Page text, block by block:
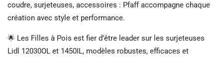
coudre, surjeteuses, accessoires : Pfaff accompagne chaque
création avec style et performance.
🌟 Les Filles à Pois est fier d’être leader sur les surjeteuses
Lidl 12030OL et 1450IL, modèles robustes, efficaces et